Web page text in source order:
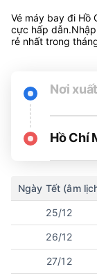
Vé máy bay đi Hồ
cực hấp
rẻ nhất trong
Nơi
Hồ Chí
Ngày Tết (âm
25/12
26/12
27/12